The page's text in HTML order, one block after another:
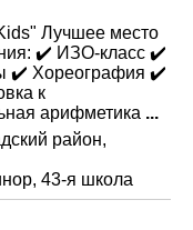
Лучшее место
✔️ ИЗО-класс ✔️
✔️ Хореография ✔️
к
арифметика ...
район,
43-я школа